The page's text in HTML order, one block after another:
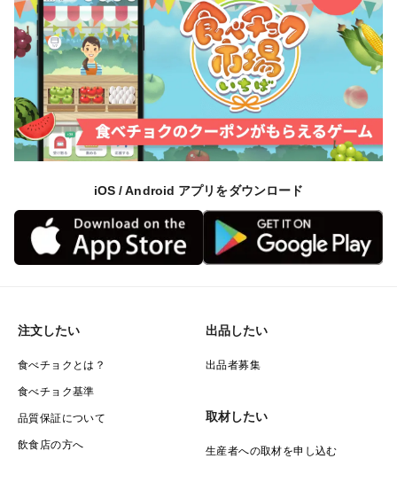
が育てたので、炊きあがりの香り、冷めたときにも甘味
があり、もちもち感が心地よいお米です。
＜栽培のこだわり＞
◇大自然に感謝！「使わないこだわり」のお米づくり
ここ、江戸時代を思わせる小さな里山で、私たちのお
米づくりは始まります。農薬や肥料を使わず、自然の力
を信じて育てる。そんな“使わないことへのこだわ
り”が、美味しさの秘密です。
◇ほっこり優しい「やさしい味」の自然栽培米
口に入れた瞬間、ふんわりと広がる懐かしい味わい。
をお届けします。
◇子どもたちへ未来をつなぐ「こだわり」
しっかりとつないでいきます。
iOS / Android アプリをダウンロード
注文したい
食べチョクとは？
食べチョク基準
品質保証について
飲食店の方へ
出品したい
出品者募集
取材したい
生産者への取材を申し込む